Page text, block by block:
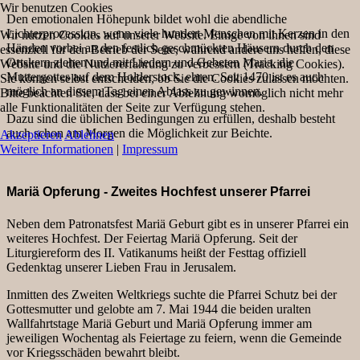
Den emotionalen Höhepunk bildet wohl die abendliche
Lichterprozession, wenn viele hundert Menschen mit Kerzen in den
Händen vorbei an den festlich geschmückten Häusern durch den
Ortskern ziehen und mit Liedern und Gebeten Maria, die
Muttergottes auf dem Holderstock, ehren. Seit 1470 ist es auch
möglich an diesem Tag einen Ablass zu gewinnen.
Dazu sind die üblichen Bedingungen zu erfüllen, deshalb besteht
auch schon am Morgen die Möglichkeit zur Beichte.
Mariä Opferung - Zweites Hochfest unserer Pfarrei
Neben dem Patronatsfest Mariä Geburt gibt es in unserer Pfarrei ein
weiteres Hochfest. Der Feiertag Mariä Opferung. Seit der
Liturgiereform des II. Vatikanums heißt der Festtag offiziell
Gedenktag unserer Lieben Frau in Jerusalem.
Inmitten des Zweiten Weltkriegs suchte die Pfarrei Schutz bei der
Gottesmutter und gelobte am 7. Mai 1944 die beiden uralten
Wallfahrtstage Mariä Geburt und Mariä Opferung immer am
jeweiligen Wochentag als Feiertage zu feiern, wenn die Gemeinde
vor Kriegsschäden bewahrt bleibt.
Wir benutzen Cookies
Wir nutzen Cookies auf unserer Website. Einige von ihnen sind
essenziell für den Betrieb der Seite, während andere uns helfen, diese
Website und die Nutzererfahrung zu verbessern (Tracking Cookies).
Sie können selbst entscheiden, ob Sie die Cookies zulassen möchten.
Bitte beachten Sie, dass bei einer Ablehnung womöglich nicht mehr
alle Funktionalitäten der Seite zur Verfügung stehen.
Akzeptieren Ablehnen
Weitere Informationen | Impressum